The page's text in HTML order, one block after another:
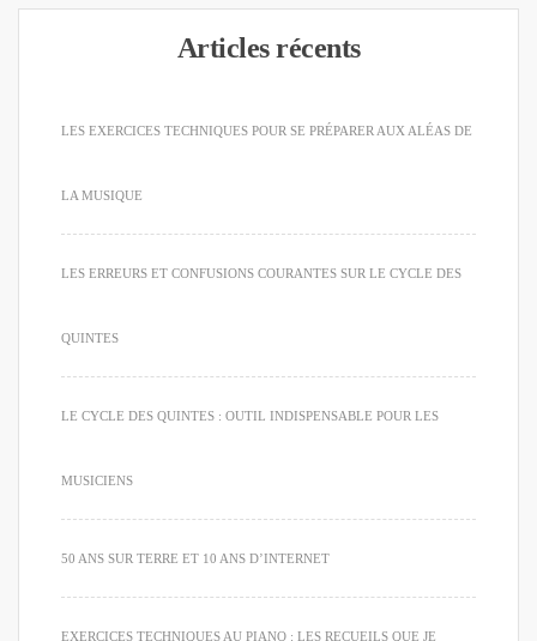
Articles récents
LES EXERCICES TECHNIQUES POUR SE PRÉPARER AUX ALÉAS DE
LA MUSIQUE
LES ERREURS ET CONFUSIONS COURANTES SUR LE CYCLE DES
QUINTES
LE CYCLE DES QUINTES : OUTIL INDISPENSABLE POUR LES
MUSICIENS
50 ANS SUR TERRE ET 10 ANS D’INTERNET
EXERCICES TECHNIQUES AU PIANO : LES RECUEILS QUE JE